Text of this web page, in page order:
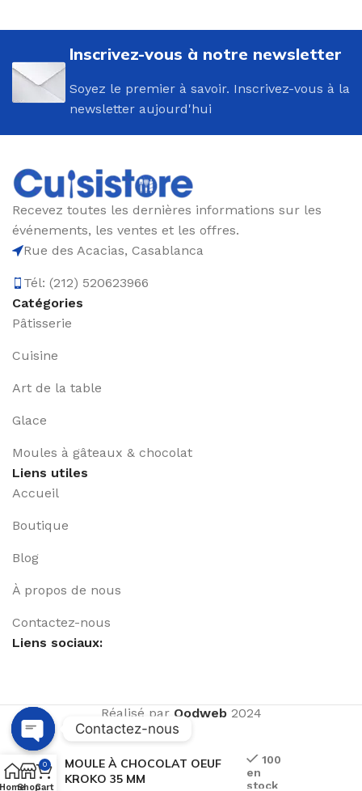
Inscrivez-vous à notre newsletter
Soyez le premier à savoir. Inscrivez-vous à la
newsletter aujourd'hui
Recevez toutes les dernières informations sur les
événements, les ventes et les offres.
Rue des Acacias, Casablanca
Tél: (212) 520623966
Catégories
Pâtisserie
Cuisine
Art de la table
Glace
Moules à gâteaux & chocolat
Liens utiles
Accueil
Boutique
Blog
À propos de nous
Contactez-nous
Liens sociaux:
Réalisé par Qodweb2024
MOULE À CHOCOLAT OEUF
KROKO 35 MM
100
en
stock
HomeShop
0
Cart
Contactez-nous
Open
chaty